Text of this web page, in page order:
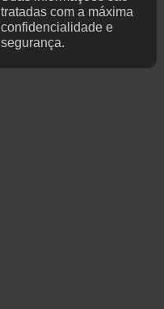
tratadas com a máxima
confidencialidade e
segurança.